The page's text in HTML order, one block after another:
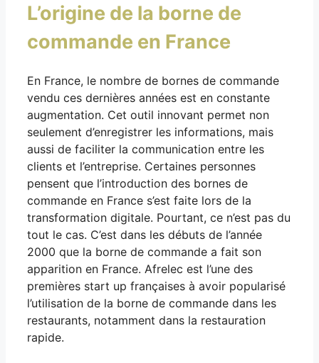
L’origine de la borne de
commande en France
En France, le nombre de bornes de commande
vendu ces dernières années est en constante
augmentation. Cet outil innovant permet non
seulement d’enregistrer les informations, mais
aussi de faciliter la communication entre les
clients et l’entreprise. Certaines personnes
pensent que l’introduction des bornes de
commande en France s’est faite lors de la
transformation digitale. Pourtant, ce n’est pas du
tout le cas. C’est dans les débuts de l’année
2000 que la borne de commande a fait son
apparition en France. Afrelec est l’une des
premières start up françaises à avoir popularisé
l’utilisation de la borne de commande dans les
restaurants, notamment dans la restauration
rapide.